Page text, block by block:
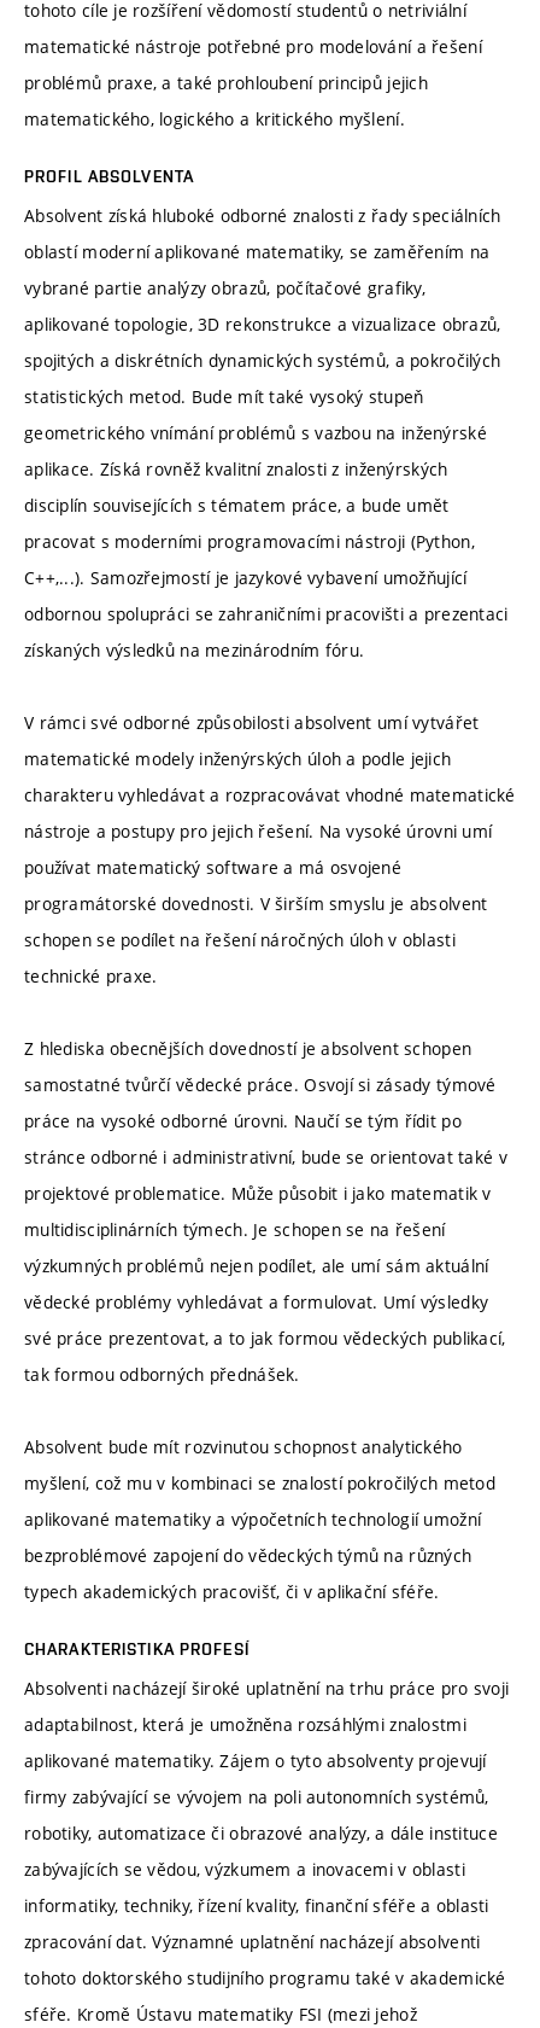
tohoto cíle je rozšíření vědomostí studentů o netriviální
matematické nástroje potřebné pro modelování a řešení
problémů praxe, a také prohloubení principů jejich
matematického, logického a kritického myšlení.
PROFIL ABSOLVENTA
Absolvent získá hluboké odborné znalosti z řady speciálních
oblastí moderní aplikované matematiky, se zaměřením na
vybrané partie analýzy obrazů, počítačové grafiky,
aplikované topologie, 3D rekonstrukce a vizualizace obrazů,
spojitých a diskrétních dynamických systémů, a pokročilých
statistických metod. Bude mít také vysoký stupeň
geometrického vnímání problémů s vazbou na inženýrské
aplikace. Získá rovněž kvalitní znalosti z inženýrských
disciplín souvisejících s tématem práce, a bude umět
pracovat s moderními programovacími nástroji (Python,
C++,...). Samozřejmostí je jazykové vybavení umožňující
odbornou spolupráci se zahraničními pracovišti a prezentaci
získaných výsledků na mezinárodním fóru.
V rámci své odborné způsobilosti absolvent umí vytvářet
matematické modely inženýrských úloh a podle jejich
charakteru vyhledávat a rozpracovávat vhodné matematické
nástroje a postupy pro jejich řešení. Na vysoké úrovni umí
používat matematický software a má osvojené
programátorské dovednosti. V širším smyslu je absolvent
schopen se podílet na řešení náročných úloh v oblasti
technické praxe.
Z hlediska obecnějších dovedností je absolvent schopen
samostatné tvůrčí vědecké práce. Osvojí si zásady týmové
práce na vysoké odborné úrovni. Naučí se tým řídit po
stránce odborné i administrativní, bude se orientovat také v
projektové problematice. Může působit i jako matematik v
multidisciplinárních týmech. Je schopen se na řešení
výzkumných problémů nejen podílet, ale umí sám aktuální
vědecké problémy vyhledávat a formulovat. Umí výsledky
své práce prezentovat, a to jak formou vědeckých publikací,
tak formou odborných přednášek.
Absolvent bude mít rozvinutou schopnost analytického
myšlení, což mu v kombinaci se znalostí pokročilých metod
aplikované matematiky a výpočetních technologií umožní
bezproblémové zapojení do vědeckých týmů na různých
typech akademických pracovišť, či v aplikační sféře.
CHARAKTERISTIKA PROFESÍ
Absolventi nacházejí široké uplatnění na trhu práce pro svoji
adaptabilnost, která je umožněna rozsáhlými znalostmi
aplikované matematiky. Zájem o tyto absolventy projevují
firmy zabývající se vývojem na poli autonomních systémů,
robotiky, automatizace či obrazové analýzy, a dále instituce
zabývajících se vědou, výzkumem a inovacemi v oblasti
informatiky, techniky, řízení kvality, finanční sféře a oblasti
zpracování dat. Významné uplatnění nacházejí absolventi
tohoto doktorského studijního programu také v akademické
sféře. Kromě Ústavu matematiky FSI (mezi jehož